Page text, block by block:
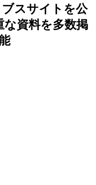
スサイトを公
資料を多数掲